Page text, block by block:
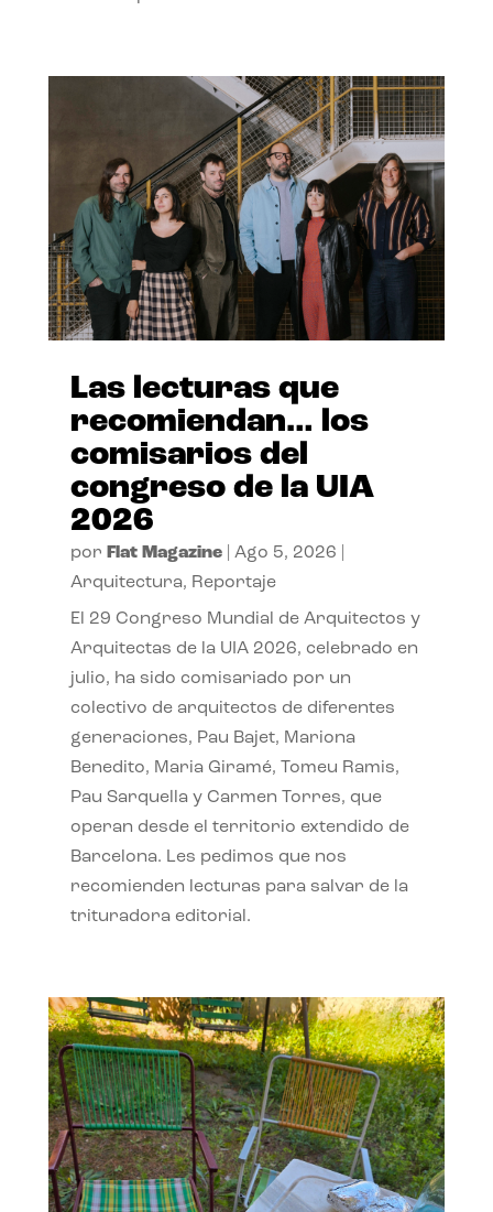
Las lecturas que
recomiendan… los
comisarios del
congreso de la UIA
2026
por Flat Magazine| Ago 5, 2026
Arquitectura, Reportaje
El 29 Congreso Mundial de Arquitectos y
Arquitectas de la UIA 2026, celebrado en
julio, ha sido comisariado por un
colectivo de arquitectos de diferentes
generaciones, Pau Bajet, Mariona
Benedito, Maria Giramé, Tomeu Ramis,
Pau Sarquella y Carmen Torres, que
operan desde el territorio extendido de
Barcelona. Les pedimos que nos
recomienden lecturas para salvar de la
trituradora editorial.